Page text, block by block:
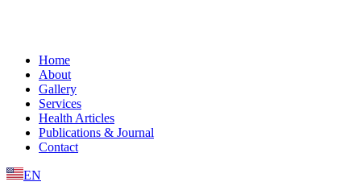
Home
About
Gallery
Services
Health Articles
Publications & Journal
Contact
EN